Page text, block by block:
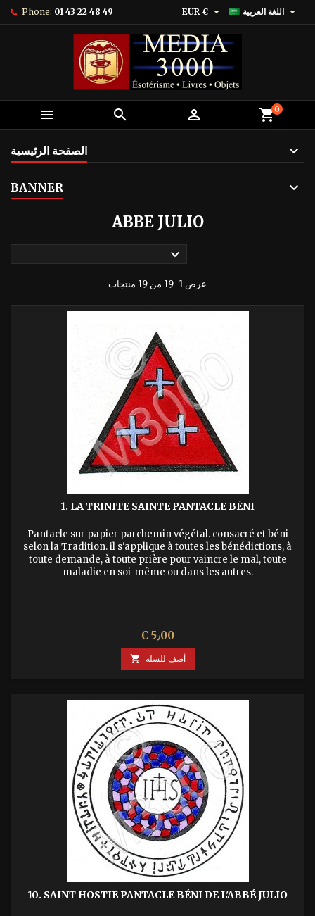
Phone: 01 43 22 48 49 اللغة العربية 
EUR € 
   shopping_cart0
الصفحة الرئيسية
BANNER
ABBE JULIO

عرض 1-19 من 19 منتجات
1. LA TRINITE SAINTE PANTACLE BÉNI
Pantacle sur papier parchemin végétal. consacré et béni
selon la Tradition. il s'applique à toutes les bénédictions, à
toute demande, à toute prière pour vaincre le mal, toute
maladie en soi-même ou dans les autres.
السعر€ 5٫00
 أضف للسلة
10. SAINT HOSTIE PANTACLE BÉNI DE L'ABBÉ JULIO